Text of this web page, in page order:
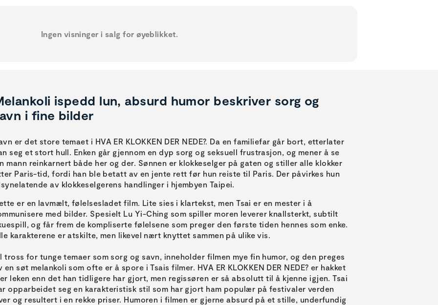
Ingen visninger i salg for øyeblikket.
ispedd lun, absurd humor beskriver sorg og
i fine bilder
er det store temaet i HVA ER KLOKKEN DER NEDE?. Da en familiefar går bort, etterlater
seg et stort hull. Enken går gjennom en dyp sorg og seksuell frustrasjon, og mener å se
mann reinkarnert både her og der. Sønnen er klokkeselger på gaten og stiller alle klokker
Paris-tid, fordi han ble betatt av en jente rett før hun reiste til Paris. Der påvirkes hun
av klokkeselgerens handlinger i hjembyen Taipei.
er en lavmælt, følelsesladet film. Lite sies i klartekst, men Tsai er en mester i å
med bilder. Spesielt Lu Yi-Ching som spiller moren leverer knallsterkt, subtilt
og får frem de kompliserte følelsene som preger den første tiden hennes som enke.
karakterene er atskilte, men likevel nært knyttet sammen på ulike vis.
tross for tunge temaer som sorg og savn, inneholder filmen mye fin humor, og den preges
en søt melankoli som ofte er å spore i Tsais filmer. HVA ER KLOKKEN DER NEDE? er hakket
leken enn det han tidligere har gjort, men regissøren er så absolutt til å kjenne igjen. Tsai
opparbeidet seg en karakteristisk stil som har gjort ham populær på festivaler verden
og resultert i en rekke priser. Humoren i filmen er gjerne absurd på et stille, underfundig